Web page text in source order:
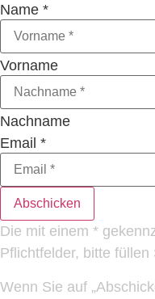
Name *
Vorname
Nachname
Email *
Abschicken
Die mit einem *
Pflichtfelder, bitte füllen
Wenn Sie auf